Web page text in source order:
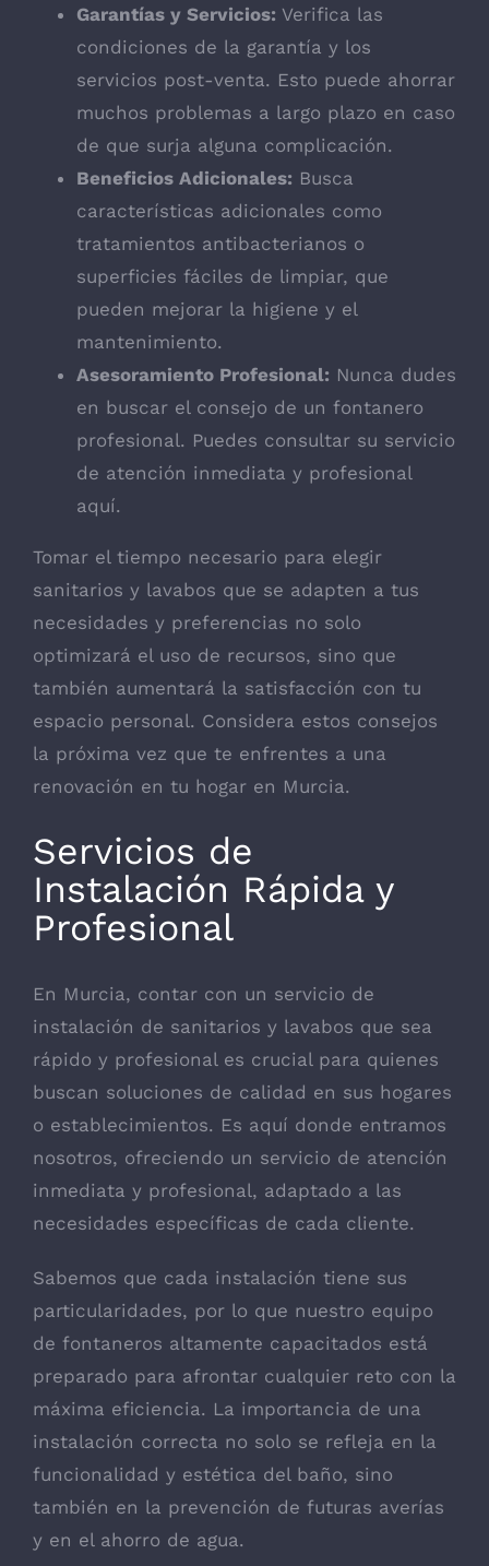
Garantías y Servicios: Verifica las
condiciones de la garantía y los
servicios post-venta. Esto puede ahorrar
muchos problemas a largo plazo en caso
de que surja alguna complicación.
Beneficios Adicionales: Busca
características adicionales como
tratamientos antibacterianos o
superficies fáciles de limpiar, que
pueden mejorar la higiene y el
mantenimiento.
Asesoramiento Profesional: Nunca dudes
en buscar el consejo de un fontanero
profesional. Puedes consultar su servicio
de atención inmediata y profesional
aquí.
Tomar el tiempo necesario para elegir
sanitarios y lavabos que se adapten a tus
necesidades y preferencias no solo
optimizará el uso de recursos, sino que
también aumentará la satisfacción con tu
espacio personal. Considera estos consejos
la próxima vez que te enfrentes a una
renovación en tu hogar en Murcia.
Servicios de
Instalación Rápida y
Profesional
En Murcia, contar con un servicio de
instalación de sanitarios y lavabos que sea
rápido y profesional es crucial para quienes
buscan soluciones de calidad en sus hogares
o establecimientos. Es aquí donde entramos
nosotros, ofreciendo un servicio de atención
inmediata y profesional, adaptado a las
necesidades específicas de cada cliente.
Sabemos que cada instalación tiene sus
particularidades, por lo que nuestro equipo
de fontaneros altamente capacitados está
preparado para afrontar cualquier reto con la
máxima eficiencia. La importancia de una
instalación correcta no solo se refleja en la
funcionalidad y estética del baño, sino
también en la prevención de futuras averías
y en el ahorro de agua.